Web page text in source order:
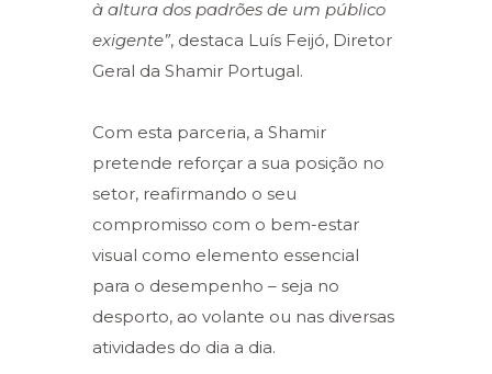
à altura dos padrões de um público
exigente”, destaca Luís Feijó, Diretor
Geral da Shamir Portugal.
Com esta parceria, a Shamir
pretende reforçar a sua posição no
setor, reafirmando o seu
compromisso com o bem-estar
visual como elemento essencial
para o desempenho – seja no
desporto, ao volante ou nas diversas
atividades do dia a dia.